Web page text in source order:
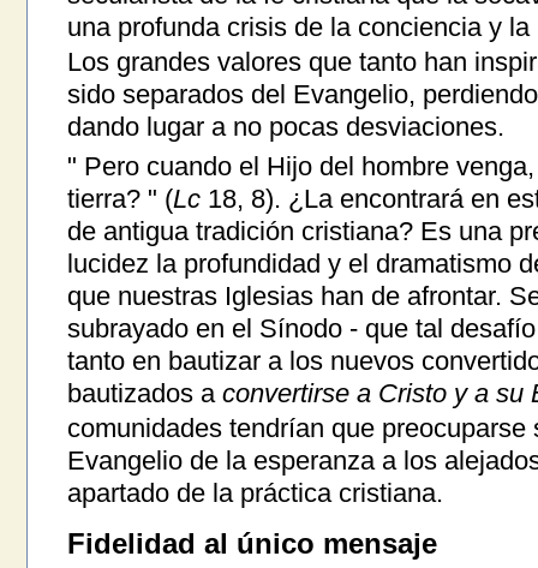
una profunda crisis de la conciencia y
Los grandes valores que tanto han
sido separados del Evangelio,
dando lugar a no pocas desviaciones.
" Pero cuando el Hijo del hombre
tierra? " (Lc18, 8). ¿La encontrará en
de antigua tradición cristiana? Es una
lucidez la profundidad y el dramatismo
que nuestras Iglesias han de afrontar.
subrayado en el Sínodo - que tal
tanto en bautizar a los nuevos
bautizados a convertirse a Cristo y a su
comunidades tendrían que preocuparse
Evangelio de la esperanza a los
apartado de la práctica cristiana.
Fidelidad al único mensaje